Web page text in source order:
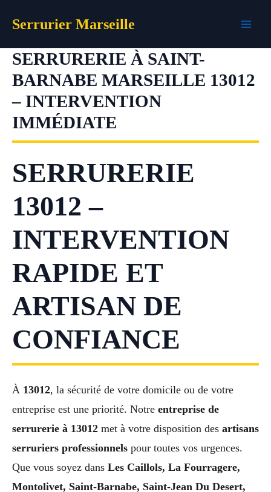
Serrurier Marseille
SERRURERIE À SAINT-
BARNABE MARSEILLE 13012
– INTERVENTION
IMMÉDIATE
SERRURERIE
13012 –
INTERVENTION
RAPIDE ET
ARTISAN DE
CONFIANCE
À 13012, la sécurité de votre domicile ou de votre
entreprise est une priorité. Notre entreprise de
serrurerie à 13012 met à votre disposition des artisans
serruriers professionnels pour toutes vos urgences.
Que vous soyez dans Les Caillols, La Fourragere,
Montolivet, Saint-Barnabe, Saint-Jean Du Desert,